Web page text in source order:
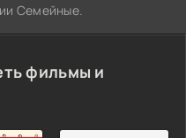
Семейные.
фильмы и